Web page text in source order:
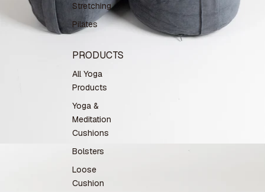
Stretching
Pilates
PRODUCTS
All Yoga
Products
Yoga &
Meditation
Cushions
Bolsters
Loose
Cushion